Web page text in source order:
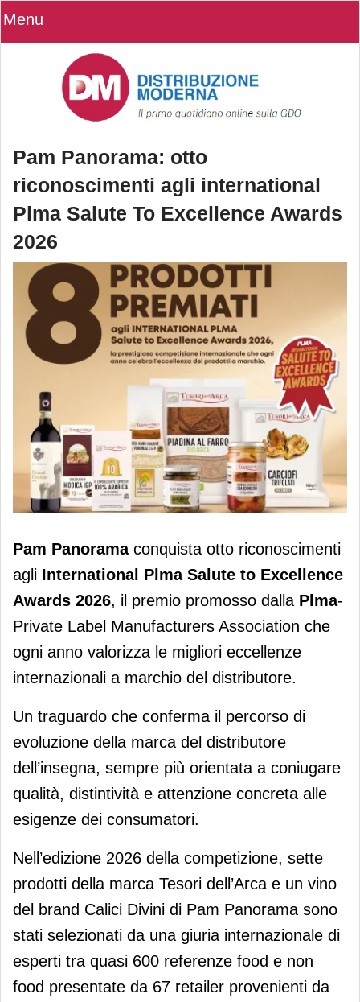
Menu
Pam Panorama: otto
riconoscimenti agli international
Plma Salute To Excellence Awards
2026
Pam Panorama: otto riconoscimenti
agli international Plma Salute To
Excellence Awards 2026
Pam Panoramaconquista otto riconoscimenti
agli International Plma Salute to Excellence
Awards 2026, il premio promosso dalla Plma-
Private Label Manufacturers Association che
ogni anno valorizza le migliori eccellenze
internazionali a marchio del distributore.
Un traguardo che conferma il percorso di
evoluzione della marca del distributore
dell’insegna, sempre più orientata a coniugare
qualità, distintività e attenzione concreta alle
esigenze dei consumatori.
Nell’edizione 2026 della competizione, sette
prodotti della marca Tesori dell’Arca e un vino
del brand Calici Divini di Pam Panorama sono
stati selezionati da una giuria internazionale di
esperti tra quasi 600 referenze food e non
food presentate da 67 retailer provenienti da